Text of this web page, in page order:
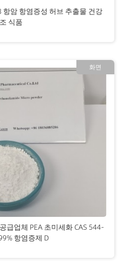
암 항염증성 허브 추출물 건강
식품
화면
급업체 PEA 초미세화 CAS 544-
항염증제 D